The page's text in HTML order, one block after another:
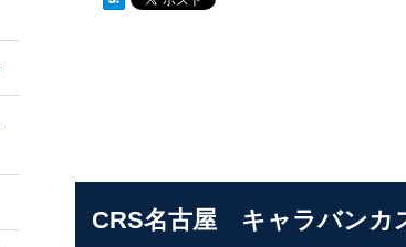
CRS名古屋 キャラバンカ